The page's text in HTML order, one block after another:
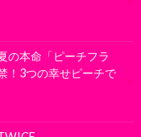
の本命「ピーチフラ
！3つの幸せピーチで